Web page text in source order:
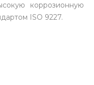
коррозионную
ISO 9227.